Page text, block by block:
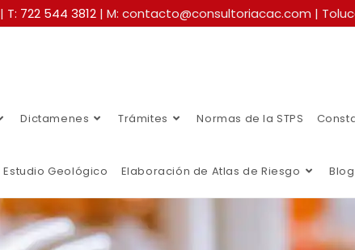
| T: 722 544 3812 | M: contacto@consultoriacac.com |
Dictamenes Trámites Normas de la STPS
Estudio Geológico Elaboración de Atlas de Riesgo Blog